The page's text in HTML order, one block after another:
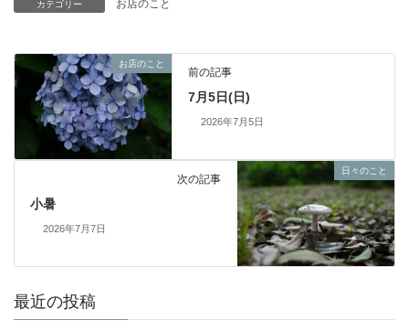
カテゴリー お店のこと
お店のこと
前の記事
7月5日(日)
2026年7月5日
日々のこと
次の記事
小暑
2026年7月7日
最近の投稿